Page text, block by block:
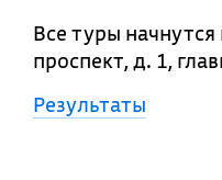
Все туры
проспект, д. 1,
Результаты